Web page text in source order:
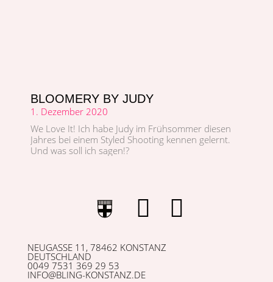
BLOOMERY BY JUDY
1. Dezember 2020
We Love It! Ich habe Judy im Früh­som­mer diesen
Jahres bei einem Styled Shoot­ing ken­nen gel­ernt.
Und was soll ich sagen!?
NEUGASSE 11, 78462 KONSTANZ
DEUTSCHLAND
0049 7531 369 29 53
INFO@BLING-KONSTANZ.DE